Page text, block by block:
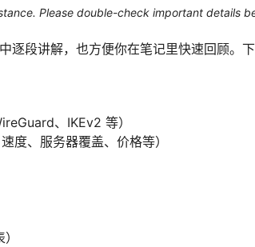
Please double-check important details
逐段讲解，也方便你在笔记里快速回顾。
、IKEv2 等）
度、服务器覆盖、价格等）